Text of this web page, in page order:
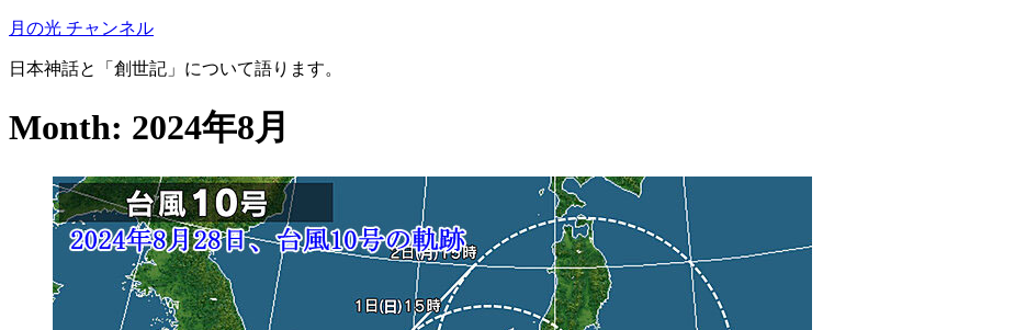
月の光 チャンネル
日本神話と「創世記」について語ります。
Month: 2024年8月